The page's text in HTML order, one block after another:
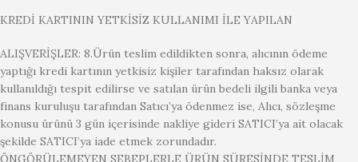
KREDİ KARTININ YETKİSİZ KULLANIMI İLE YAPILAN
ALIŞVERİŞLER: 8.Ürün teslim edildikten sonra, alıcının ödeme
yaptığı kredi kartının yetkisiz kişiler tarafından haksız olarak
kullanıldığı tespit edilirse ve satılan ürün bedeli ilgili banka veya
finans kuruluşu tarafından Satıcı’ya ödenmez ise, Alıcı, sözleşme
konusu ürünü 3 gün içerisinde nakliye gideri SATICI’ya ait olacak
şekilde SATICI’ya iade etmek zorundadır.
ÖNGÖRÜLEMEYEN SEBEPLERLE ÜRÜN SÜRESİNDE TESLİM